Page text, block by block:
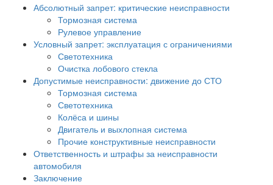
Абсолютный запрет: критические неисправности
Тормозная система
Рулевое управление
Условный запрет: эксплуатация с ограничениями
Светотехника
Очистка лобового стекла
Допустимые неисправности: движение до СТО
Тормозная система
Светотехника
Колёса и шины
Двигатель и выхлопная система
Прочие конструктивные неисправности
Ответственность и штрафы за неисправности
автомобиля
Заключение